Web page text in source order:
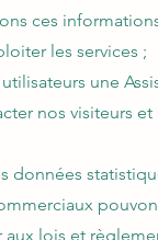
ces
les services ;
une
nos visiteurs
données
aux lois et